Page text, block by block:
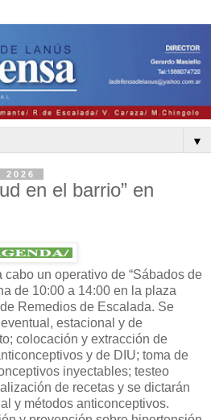
▼
en el barrio” en
cabo un operativo de “Sábados de
de 10:00 a 14:00 en la plaza
Remedios de Escalada. Se
estacional y de
colocación y extracción de
y de DIU; toma de
inyectables; testeo
de recetas y se dictarán
y métodos anticonceptivos.